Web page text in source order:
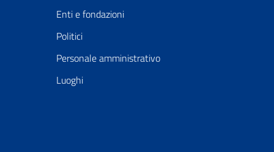
Enti e fondazioni
Politici
Personale amministrativo
Luoghi